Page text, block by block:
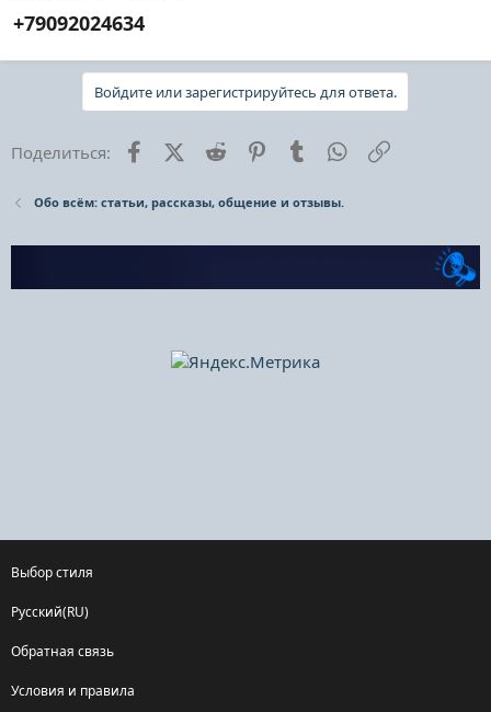
+79092024634​
Войдите или зарегистрируйтесь для ответа.
Поделиться: FacebookX (Twitter)
Reddit PinterestTumblr WhatsApp
Обо всём: статьи, рассказы, общение и отзывы.
Выбор стиля
Русский(RU)
Обратная связь
Условия и правила